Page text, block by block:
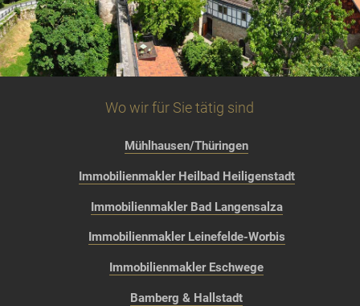
Wo wir für Sie tätig sind
Mühlhausen/Thüringen
Immobilienmakler Heilbad Heiligenstadt
Immobilienmakler Bad Langensalza
Immobilienmakler Leinefelde-Worbis
Immobilienmakler Eschwege
Bamberg & Hallstadt